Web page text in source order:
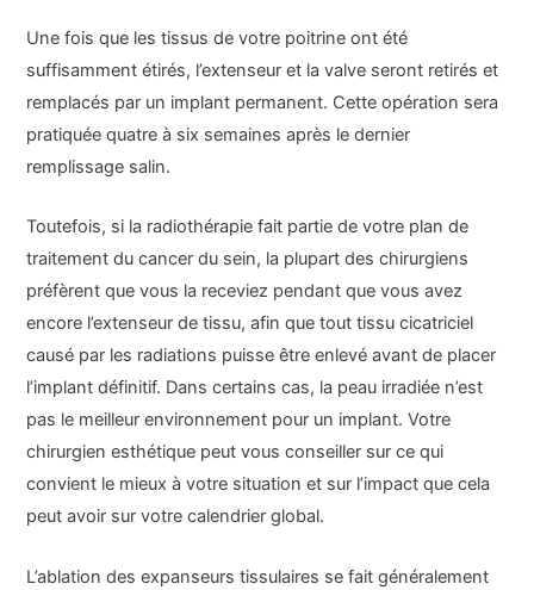
Une fois que les tissus de votre poitrine ont été
suffisamment étirés, l’extenseur et la valve seront retirés et
remplacés par un implant permanent. Cette opération sera
pratiquée quatre à six semaines après le dernier
remplissage salin.
Toutefois, si la radiothérapie fait partie de votre plan de
traitement du cancer du sein, la plupart des chirurgiens
préfèrent que vous la receviez pendant que vous avez
encore l’extenseur de tissu, afin que tout tissu cicatriciel
causé par les radiations puisse être enlevé avant de placer
l’implant définitif. Dans certains cas, la peau irradiée n’est
pas le meilleur environnement pour un implant. Votre
chirurgien esthétique peut vous conseiller sur ce qui
convient le mieux à votre situation et sur l’impact que cela
peut avoir sur votre calendrier global.
L’ablation des expanseurs tissulaires se fait généralement